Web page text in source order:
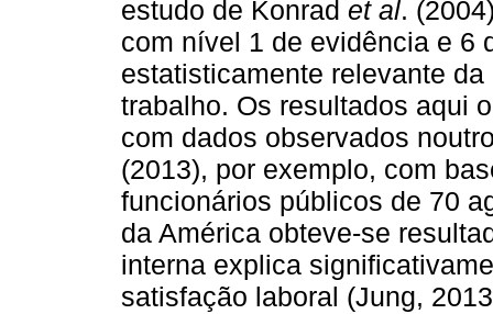
estudo de Konrad et al.
com nível 1 de evidência e 6
estatisticamente relevante
trabalho. Os resultados aqui
com dados observados
(2013), por exemplo, com
funcionários públicos de 70
da América obteve-se
interna explica
satisfação laboral (Jung,